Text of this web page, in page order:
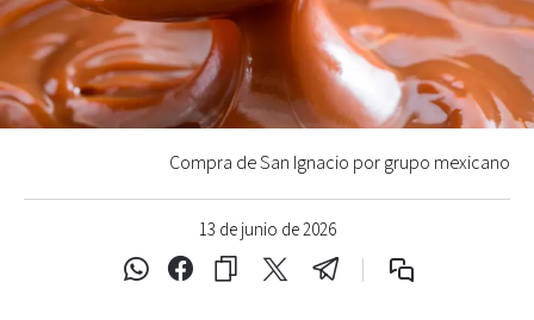
13 de junio de 2026
Compra de San Ignacio por grupo mexicano